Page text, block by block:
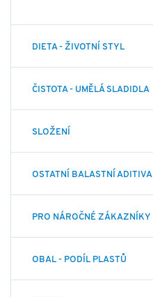
DIETA - ŽIVOTNÍ STYL
ČISTOTA - UMĚLÁ SLADIDLA
SLOŽENÍ
OSTATNÍ BALASTNÍ ADITIVA
PRO NÁROČNÉ ZÁKAZNÍKY
OBAL - PODÍL PLASTŮ